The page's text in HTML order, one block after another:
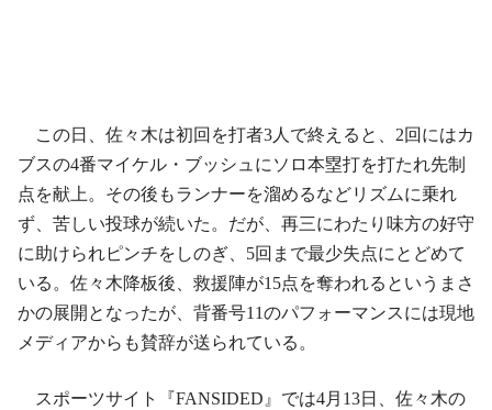
この日、佐々木は初回を打者3人で終えると、2回にはカ
ブスの4番マイケル・ブッシュにソロ本塁打を打たれ先制
点を献上。その後もランナーを溜めるなどリズムに乗れ
ず、苦しい投球が続いた。だが、再三にわたり味方の好守
に助けられピンチをしのぎ、5回まで最少失点にとどめて
いる。佐々木降板後、救援陣が15点を奪われるというまさ
かの展開となったが、背番号11のパフォーマンスには現地
メディアからも賛辞が送られている。
スポーツサイト『FANSIDED』では4月13日、佐々木の